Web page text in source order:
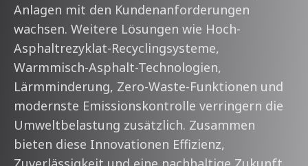
Anlagen mit den Kundenanforderungen
wachsen. Weitere Lösungen wie Hoch-
Asphaltrezyklat-Recyclingsysteme,
Warmmisch-Asphalt-Technologien,
Lärmminderung, Zero-Waste-Funktionen und
modernste Emissionskontrolle verringern die
Umweltbelastung zusätzlich. Zusammen
bieten diese Innovationen Effizienz,